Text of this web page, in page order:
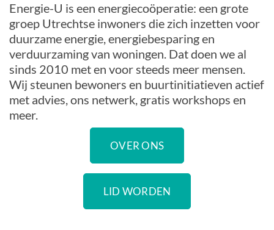
Energie-U is een energiecoöperatie: een grote
groep Utrechtse inwoners die zich inzetten voor
duurzame energie, energiebesparing en
verduurzaming van woningen. Dat doen we al
sinds 2010 met en voor steeds meer mensen.
Wij steunen bewoners en buurtinitiatieven actief
met advies, ons netwerk, gratis workshops en
meer.
OVER ONS
LID WORDEN